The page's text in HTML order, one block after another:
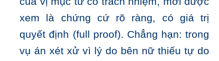
xem là chứng cứ rõ ràng, có giá trị
quyết định (full proof). Chẳng hạn: trong
vụ án xét xử vì lý do bên nữ thiếu tự do